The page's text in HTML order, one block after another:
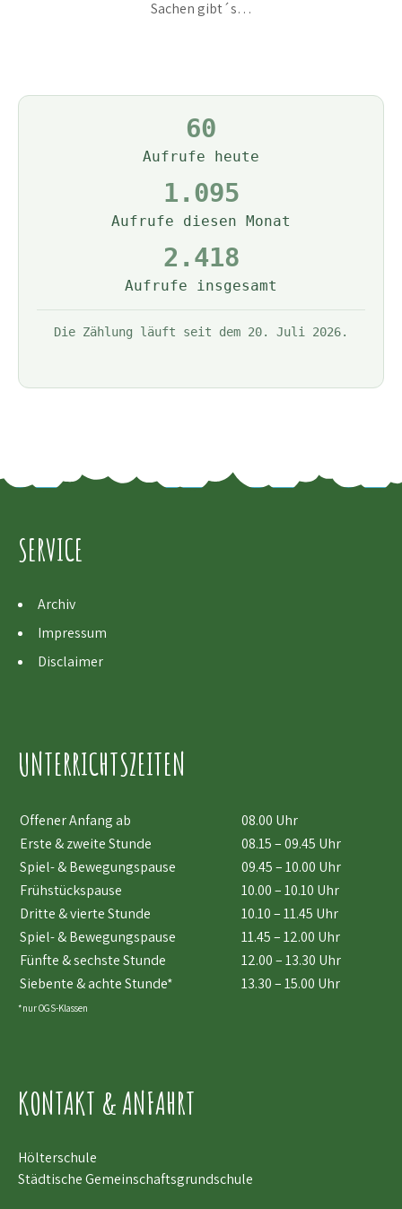
Sachen gibt´s…
60
Aufrufe heute
1.095
Aufrufe diesen Monat
2.418
Aufrufe insgesamt
Die Zählung läuft seit dem 20. Juli 2026.
SERVICE
Archiv
Impressum
Disclaimer
UNTERRICHTSZEITEN
Offener Anfang ab
08.00 Uhr
Erste & zweite Stunde
08.15 – 09.45 Uhr
Spiel- & Bewegungspause
09.45 – 10.00 Uhr
Frühstückspause
10.00 – 10.10 Uhr
Dritte & vierte Stunde
10.10 – 11.45 Uhr
Spiel- & Bewegungspause
11.45 – 12.00 Uhr
Fünfte & sechste Stunde
12.00 – 13.30 Uhr
Siebente & achte Stunde*
13.30 – 15.00 Uhr
*nur OGS-Klassen
KONTAKT & ANFAHRT
Hölterschule
Städtische Gemeinschaftsgrundschule